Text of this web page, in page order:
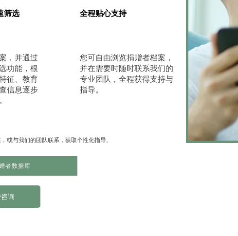
筛选 全程贴心支持
，并通过
功能，根
征、教育
信息逐步
您可自由浏览捐赠者档案，
并在需要时随时联系我们的
专业团队，全程获得支持与
指导。
或与我们的团队联系，获取个性化指导。
者数据库
询